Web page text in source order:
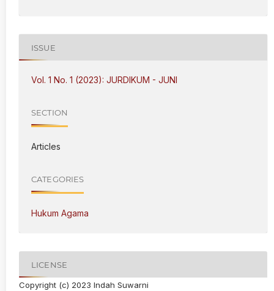
ISSUE
Vol. 1 No. 1 (2023): JURDIKUM - JUNI
SECTION
Articles
CATEGORIES
Hukum Agama
LICENSE
Copyright (c) 2023 Indah Suwarni